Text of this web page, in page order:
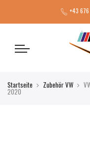
+43
Startseite Zubehör VW
2020